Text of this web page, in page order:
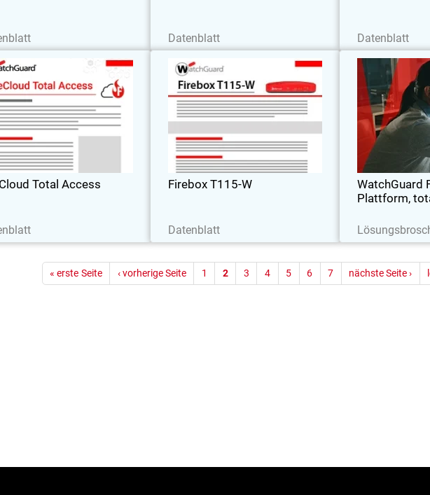
Datenblatt Datenblatt
Total Access
FireCloud Total Access
Zero-Trust-Zugriff für
Internet und private Apps
Firebox T115-W
Datenblatt
Firebox T115-W
Eine kostengünstige Firewall für kleine
Datenverkehr. Perfekt für ruhige, kleine
oder Räume mit begrenztem Platz.
WatchGuard
Plattform,
Moderne
mit der IT-
wieder die
Seitennummerierung
« erste Seite ‹ vorherige Seite 1 2 3 4 5 6 7 nächste Seite ›